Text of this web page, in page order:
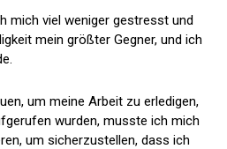
mich viel weniger gestresst und
mein größter Gegner, und ich
um meine Arbeit zu erledigen,
wurden, musste ich mich
um sicherzustellen, dass ich